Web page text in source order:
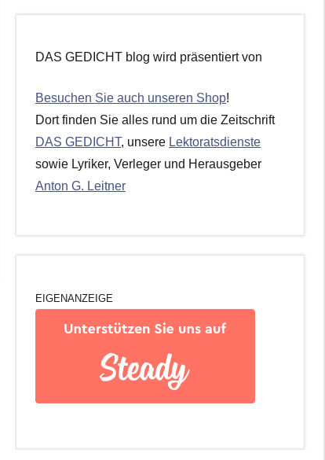
DAS GEDICHT blog wird präsentiert von
Besuchen Sie auch unseren Shop!
Dort finden Sie alles rund um die Zeitschrift
DAS GEDICHT, unsere Lektoratsdienste
sowie Lyriker, Verleger und Herausgeber
Anton G. Leitner
EIGENANZEIGE